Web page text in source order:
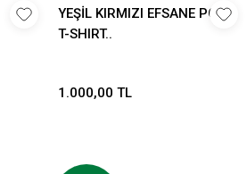
YEŞİL KIRMIZI EFSANE POLO
T-SHIRT..
1.000,00 TL